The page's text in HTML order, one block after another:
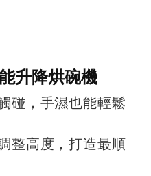
升降烘碗機
碰，手濕也能輕鬆
整高度，打造最順